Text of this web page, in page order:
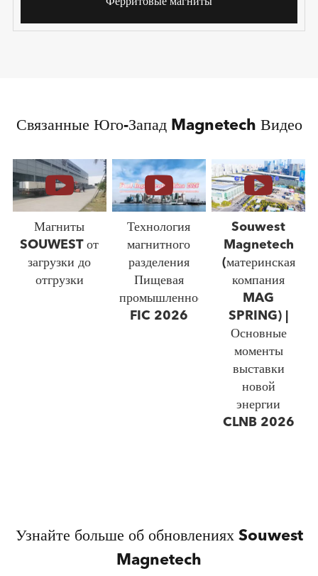
Связанные Юго-Запад Magnetech Видео
Магниты
SOUWEST от
загрузки до
отгрузки
Технология
магнитного
разделения
Пищевая
промышленность
FIC 2026
Souwest
Magnetech
(материнская
компания
MAG
SPRING) |
Основные
моменты
выставки
новой
энергии
CLNB 2026
Узнайте больше об обновлениях Souwest
Magnetech